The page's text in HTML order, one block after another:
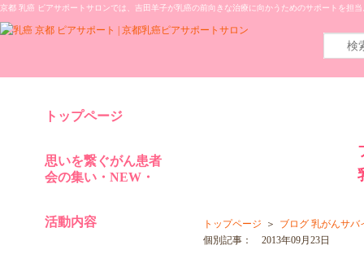
京都 乳癌 ピアサポートサロンでは、吉田羊子が乳癌の前向きな治療に向かうためのサポートを担
トップページ
思いを繋ぐがん患者
会の集い・NEW・
活動内容 トップページ ＞
ブログ 乳がんサバ
個別記事： 2013年09月23日